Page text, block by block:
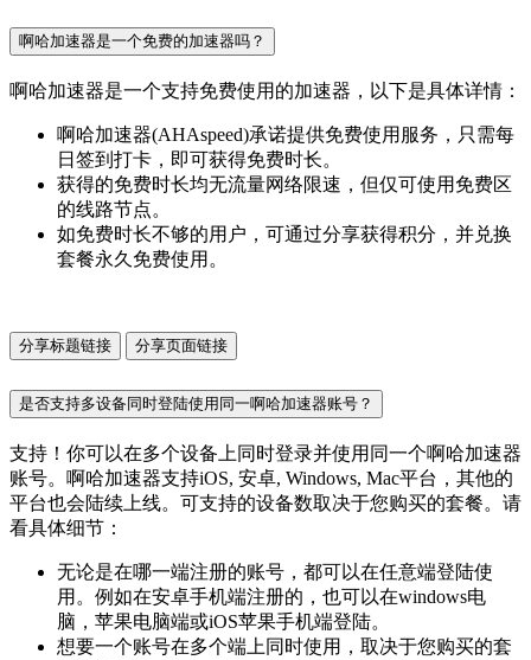
啊哈加速器是一个免费的加速器吗？
啊哈加速器是一个支持免费使用的加速器，以下是具体详情：
啊哈加速器(AHAspeed)承诺提供免费使用服务，只需每
日签到打卡，即可获得免费时长。
获得的免费时长均无流量网络限速，但仅可使用免费区
的线路节点。
如免费时长不够的用户，可通过分享获得积分，并兑换
套餐永久免费使用。
分享标题链接 分享页面链接
是否支持多设备同时登陆使用同一啊哈加速器账号？
支持！你可以在多个设备上同时登录并使用同一个啊哈加速器
账号。啊哈加速器支持iOS, 安卓, Windows, Mac平台，其他的
平台也会陆续上线。可支持的设备数取决于您购买的套餐。请
看具体细节：
无论是在哪一端注册的账号，都可以在任意端登陆使
用。例如在安卓手机端注册的，也可以在windows电
脑，苹果电脑端或iOS苹果手机端登陆。
想要一个账号在多个端上同时使用，取决于您购买的套